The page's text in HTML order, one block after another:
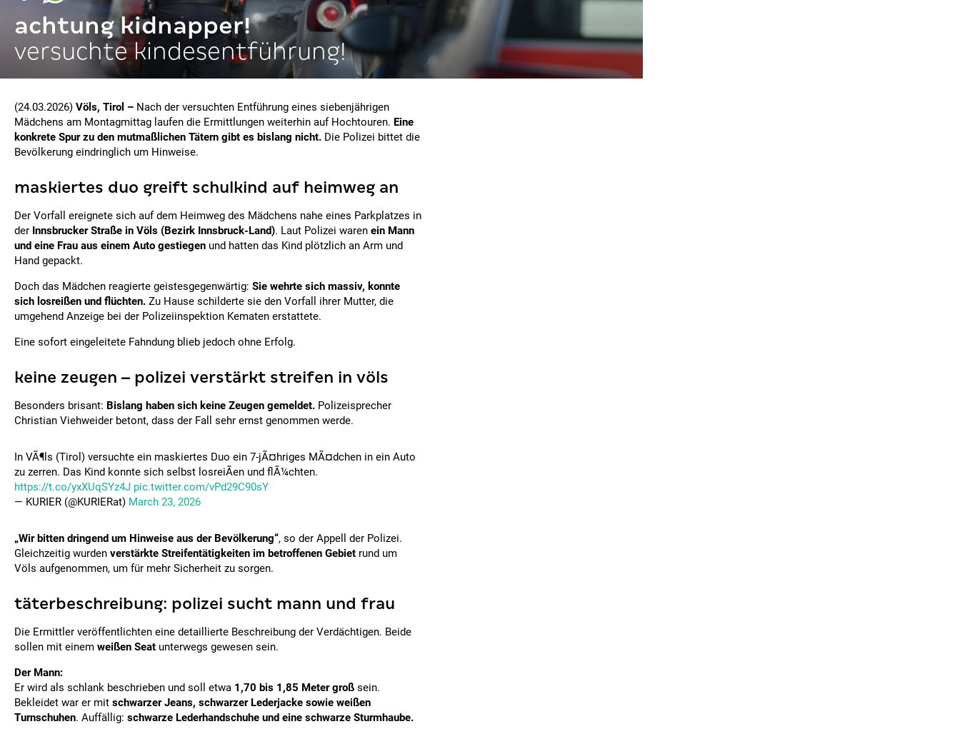
achtung kidnapper!
versuchte kindesentführung!
(24.03.2026) Völs, Tirol – Nach der versuchten Entführung eines siebenjährigen
Mädchens am Montagmittag laufen die Ermittlungen weiterhin auf Hochtouren. Eine
konkrete Spur zu den mutmaßlichen Tätern gibt es bislang nicht. Die Polizei bittet die
Bevölkerung eindringlich um Hinweise.
maskiertes duo greift schulkind auf heimweg an
Der Vorfall ereignete sich auf dem Heimweg des Mädchens nahe eines Parkplatzes in
der Innsbrucker Straße in Völs (Bezirk Innsbruck-Land). Laut Polizei waren ein Mann
und eine Frau aus einem Auto gestiegen und hatten das Kind plötzlich an Arm und
Hand gepackt.
Doch das Mädchen reagierte geistesgegenwärtig: Sie wehrte sich massiv, konnte
sich losreißen und flüchten. Zu Hause schilderte sie den Vorfall ihrer Mutter, die
umgehend Anzeige bei der Polizeiinspektion Kematen erstattete.
Eine sofort eingeleitete Fahndung blieb jedoch ohne Erfolg.
keine zeugen – polizei verstärkt streifen in völs
Besonders brisant: Bislang haben sich keine Zeugen gemeldet. Polizeisprecher
Christian Viehweider betont, dass der Fall sehr ernst genommen werde.
In VÃ¶ls (Tirol) versuchte ein maskiertes Duo ein 7-jÃ¤hriges MÃ¤dchen in ein Auto
zu zerren. Das Kind konnte sich selbst losreiÃen und flÃ¼chten.
https://t.co/yxXUqSYz4J pic.twitter.com/vPd29C90sY
— KURIER (@KURIERat) March 23, 2026
„Wir bitten dringend um Hinweise aus der Bevölkerung“, so der Appell der Polizei.
Gleichzeitig wurden verstärkte Streifentätigkeiten im betroffenen Gebiet rund um
Völs aufgenommen, um für mehr Sicherheit zu sorgen.
täterbeschreibung: polizei sucht mann und frau
Die Ermittler veröffentlichten eine detaillierte Beschreibung der Verdächtigen. Beide
sollen mit einem weißen Seat unterwegs gewesen sein.
Der Mann:
Er wird als schlank beschrieben und soll etwa 1,70 bis 1,85 Meter groß sein.
Bekleidet war er mit schwarzer Jeans, schwarzer Lederjacke sowie weißen
Turnschuhen. Auffällig: schwarze Lederhandschuhe und eine schwarze Sturmhaube.